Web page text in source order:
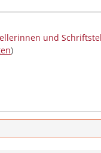
und
)